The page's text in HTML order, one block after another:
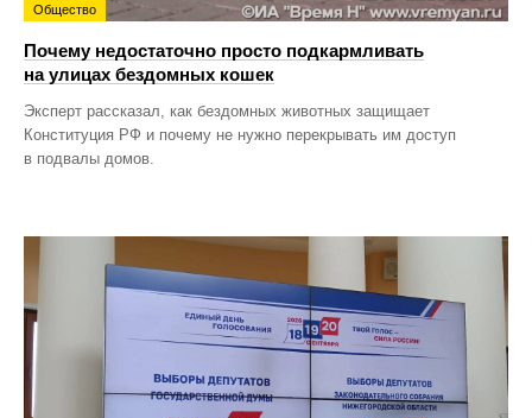
Общество
Почему недостаточно просто подкармливать
на улицах бездомных кошек
Эксперт рассказал, как бездомных животных защищает
Конституция РФ и почему не нужно перекрывать им доступ
в подвалы домов.